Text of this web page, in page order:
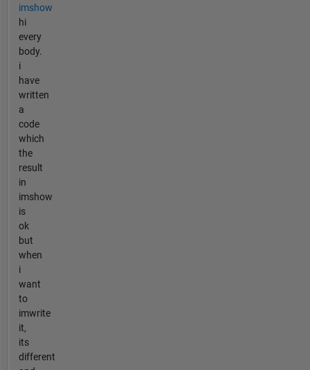
imshow
hi
every
body.
i
have
written
a
code
which
the
result
in
imshow
is
ok
but
when
i
want
to
imwrite
it,
its
different